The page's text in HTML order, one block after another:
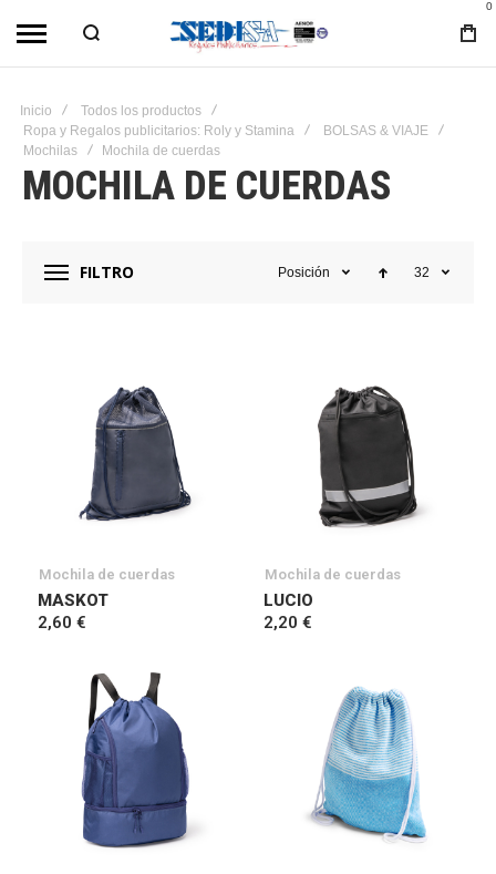
0
Inicio
Todos los productos
Ropa y Regalos publicitarios: Roly y Stamina
BOLSAS & VIAJE
Mochilas
Mochila de cuerdas
MOCHILA DE CUERDAS
FILTRO Posición 32
Mochila de cuerdas
MASKOT
2,60 €
Mochila de cuerdas
LUCIO
2,20 €